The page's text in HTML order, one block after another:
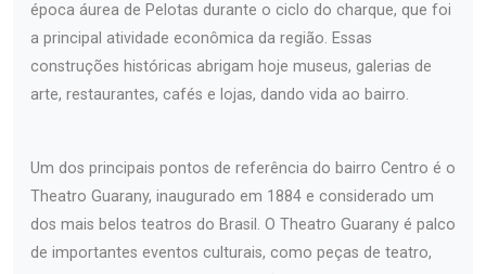
época áurea de Pelotas durante o ciclo do charque, que foi
a principal atividade econômica da região. Essas
construções históricas abrigam hoje museus, galerias de
arte, restaurantes, cafés e lojas, dando vida ao bairro.
Um dos principais pontos de referência do bairro Centro é o
Theatro Guarany, inaugurado em 1884 e considerado um
dos mais belos teatros do Brasil. O Theatro Guarany é palco
de importantes eventos culturais, como peças de teatro,